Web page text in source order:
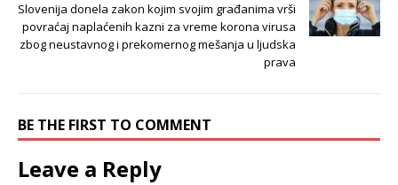
Slovenija donela zakon kojim svojim građanima vrši
povraćaj naplaćenih kazni za vreme korona virusa
zbog neustavnog i prekomernog mešanja u ljudska
prava
BE THE FIRST TO COMMENT
Leave a Reply